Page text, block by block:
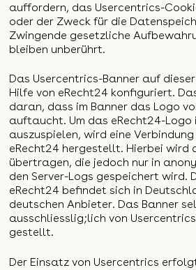
auffordern, das Usercentrics-
oder der Zweck für die
Zwingende gesetzliche
bleiben unberührt.
Das Usercentrics-Banner auf
Hilfe von eRecht24 konfiguriert.
daran, dass im Banner das Logo
auftaucht. Um das eRecht24-Logo
auszuspielen, wird eine
eRecht24 hergestellt. Hierbei wird
übertragen, die jedoch nur in
den Server-Logs gespeichert wird.
eRecht24 befindet sich in
deutschen Anbieter. Das Banner
ausschliesslig;lich von
gestellt.
Der Einsatz von Usercentrics